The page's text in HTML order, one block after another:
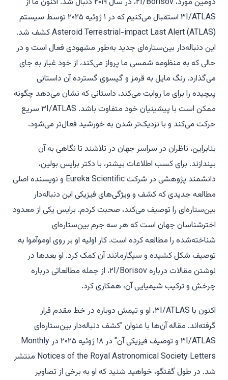
۳I/ATLAS استقبال می‌کنیم که در ۱ ژوئیه ۲۰۲۵ توسط سیستم
Asteroid Terrestrial-impact Last Alert (ATLAS) کشف شد.
این دنباله‌دار بین‌ستاره‌ای جدید به‌طور مشهودی فعال است و در
حالی که به منظومه شمسی ما پرواز می‌کند، از خود غبار به جای
می‌گذارد. رنگ مایل به قرمز و گیسوی گسترده آن داستانی
پیچیده را برای ما روایت می‌کند، داستانی که نشان می‌دهد چگونه
ممکن است با پیشینیان خود متفاوت باشد. ۳I/ATLAS سریع
حرکت می‌کند و با نزدیک‌تر شدن به خورشید فعال‌تر می‌شود.
بنابراین، ناظران در سراسر جهان در تلاشند تا نگاهی به آن
بیندازند. برای کسب اطلاعات بیشتر، با دکتر برایس بولین،
دانشمند پژوهشی در شرکت Eureka Scientific و نویسنده اصلی
مطالعه جدیدی که کشف و ویژگی‌های فیزیکی این دنباله‌دار
بین‌ستاره‌ای را توصیف می‌کند، صحبت کردم. برایس یکی از معدود
اخترشناسان جهان است که هر سه جرم بین‌ستاره‌ای
شناخته‌شده را مطالعه کرده است. کار اولیه او بر روی اوموآموا به
توصیف شکل کشیده و سیگارمانند آن کمک کرد. او بعدها در
نوشتن مقالات درباره ۲I/Borisov، از جمله مطالعاتی درباره
چرخش و ترکیب شیمیایی آن، همکاری کرد.
اکنون با ۳I/ATLAS، او و تیمش دوباره در خط مقدم قرار
گرفته‌اند. مقاله آن‌ها با عنوان "کشف دنباله‌دار بین‌ستاره‌ای
۳I/ATLAS و توصیف فیزیکی آن" در ۱۸ ژوئیه ۲۰۲۵ در Monthly
Notices of the Royal Astronomical Society Letters منتشر
شد. در طول گفتگو، خواهید شنید که او به برخی از تصاویر